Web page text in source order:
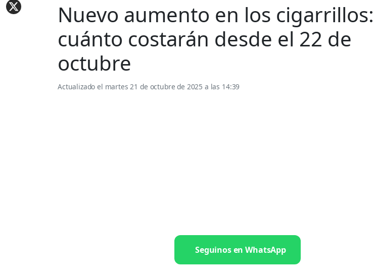
Nuevo aumento en los cigarrillos:
cuánto costarán desde el 22 de
octubre
Actualizado el martes 21 de octubre de 2025 a las 14:39
Seguinos en WhatsApp